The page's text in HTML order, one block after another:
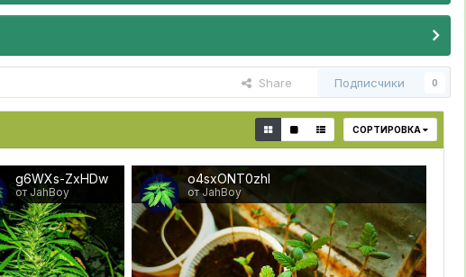
Share Подписчики 0
СОРТИРОВКА
g6WXs-ZxHDw
от JahBoy
o4sxONT0zhI
от JahBoy